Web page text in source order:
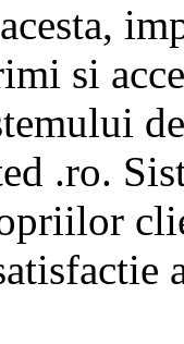
si
.ro.